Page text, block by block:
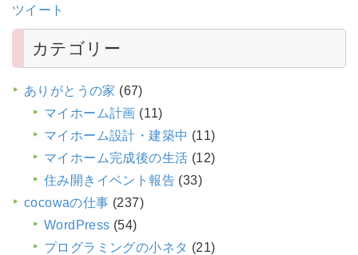
ツイート
カテゴリー
ありがとうの家 (67)
マイホーム計画 (11)
マイホーム設計・建築中 (11)
マイホーム完成後の生活 (12)
住み開きイベント報告 (33)
cocowaの仕事 (237)
WordPress (54)
プログラミングの小ネタ (21)